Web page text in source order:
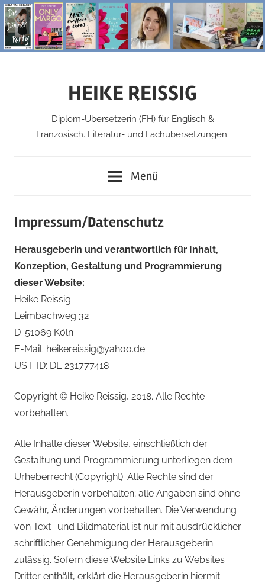
Zum
Inhalt
springen
HEIKE REISSIG
Diplom-Übersetzerin (FH) für Englisch &
Französisch. Literatur- und Fachübersetzungen.
Menü
Impressum/Datenschutz
Herausgeberin und verantwortlich für Inhalt,
Konzeption, Gestaltung und Programmierung
dieser Website:
Heike Reissig
Leimbachweg 32
D-51069 Köln
E-Mail: heikereissig@yahoo.de
UST-ID: DE 231777418
Copyright © Heike Reissig, 2018. Alle Rechte
vorbehalten.
Alle Inhalte dieser Website, einschließlich der
Gestaltung und Programmierung unterliegen dem
Urheberrecht (Copyright). Alle Rechte sind der
Herausgeberin vorbehalten; alle Angaben sind ohne
Gewähr, Änderungen vorbehalten. Die Verwendung
von Text- und Bildmaterial ist nur mit ausdrücklicher
schriftlicher Genehmigung der Herausgeberin
zulässig. Sofern diese Website Links zu Websites
Dritter enthält, erklärt die Herausgeberin hiermit